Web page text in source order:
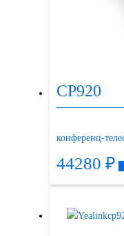
CP920
конференц-
44280 ₽